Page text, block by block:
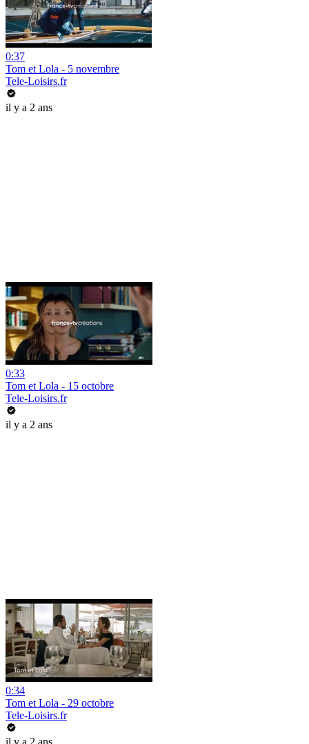
0:37
Tom et Lola - 5 novembre
Tele-Loisirs.fr
il y a 2 ans
0:33
Tom et Lola - 15 octobre
Tele-Loisirs.fr
il y a 2 ans
0:34
Tom et Lola - 29 octobre
Tele-Loisirs.fr